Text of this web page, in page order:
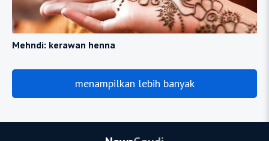
Mehndi: kerawan henna
menampilkan lebih banyak